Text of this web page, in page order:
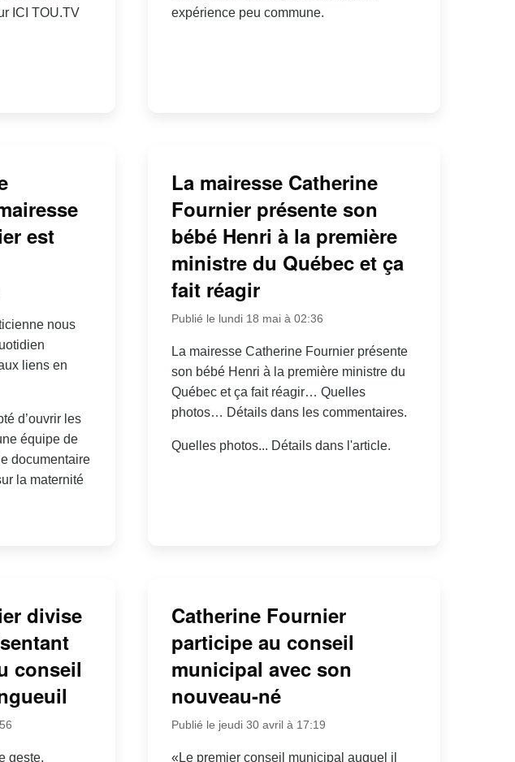
ICI TOU.TV
expérience peu commune.
est
nous
liens en
d’ouvrir les
équipe de
documentaire
la maternité
La mairesse Catherine
Fournier présente son
bébé Henri à la première
ministre du Québec et ça
fait réagir
Publié le lundi 18 mai à 02:36
La mairesse Catherine Fournier présente
son bébé Henri à la première ministre du
Québec et ça fait réagir… Quelles
photos… Détails dans les commentaires.
Quelles photos... Détails dans l'article.
divise
conseil
geste,
Catherine Fournier
participe au conseil
municipal avec son
nouveau-né
Publié le jeudi 30 avril à 17:19
«Le premier conseil municipal auquel il